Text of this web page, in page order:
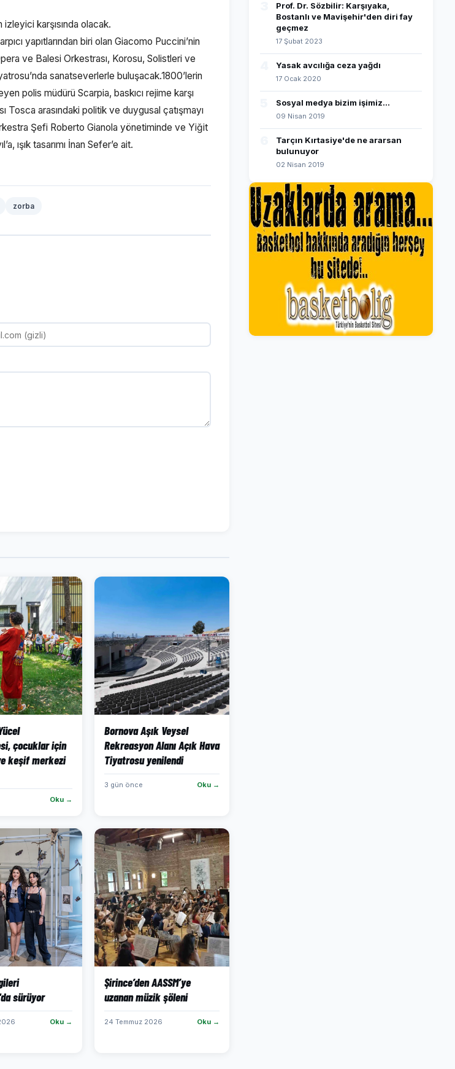
karşısında olacak.
yapıtlarından biri olan Giacomo Puccini’nin
ve Balesi Orkestrası, Korosu, Solistleri ve
sanatseverlerle buluşacak.1800’lerin
polis müdürü Scarpia, baskıcı rejime karşı
Tosca arasındaki politik ve duygusal çatışmayı
Şefi Roberto Gianola yönetiminde ve Yiğit
ışık tasarımı İnan Sefer’e ait.
zorba
çocuklar için
keşif merkezi
Oku →
Bornova Aşık Veysel
Rekreasyon Alanı Açık Hava
Tiyatrosu yenilendi
3 gün önce Oku →
sürüyor
Oku →
Şirince’den AASSM’ye
uzanan müzik şöleni
24 Temmuz 2026 Oku →
Prof. Dr. Sözbilir: Karşıyaka,
Bostanlı ve Mavişehir'den diri fay
geçmez
17 Şubat 2023
Yasak avcılığa ceza yağdı
17 Ocak 2020
Sosyal medya bizim işimiz...
09 Nisan 2019
Tarçın Kırtasiye'de ne ararsan
bulunuyor
02 Nisan 2019